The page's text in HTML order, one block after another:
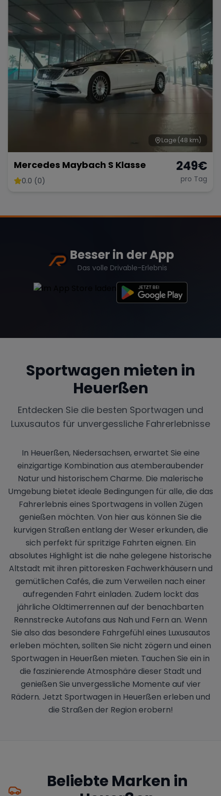
Lage (48 km)
Mercedes Maybach S Klasse
0.0 (0)
249€
pro Tag
Besser in der App
Das volle Drivable-Erlebnis
Sportwagen mieten in
Heuerßen
Entdecken Sie die besten Sportwagen und
Luxusautos für unvergessliche Fahrerlebnisse
In Heuerßen, Niedersachsen, erwartet Sie eine
einzigartige Kombination aus atemberaubender
Natur und historischem Charme. Die malerische
Umgebung bietet ideale Bedingungen für alle, die das
Fahrerlebnis eines Sportwagens in vollen Zügen
genießen möchten. Von hier aus können Sie die
kurvigen Straßen entlang der Weser erkunden, die
sich perfekt für spritzige Fahrten eignen. Ein
absolutes Highlight ist die nahe gelegene historische
Altstadt mit ihren pittoresken Fachwerkhäusern und
gemütlichen Cafés, die zum Verweilen nach einer
aufregenden Fahrt einladen. Zudem lockt das
jährliche Oldtimerrennen auf der benachbarten
Rennstrecke Autofans aus Nah und Fern an. Wenn
Sie also das besondere Fahrgefühl eines Luxusautos
erleben möchten, sollten Sie nicht zögern und einen
Sportwagen in Heuerßen mieten. Tauchen Sie ein in
die faszinierende Atmosphäre dieser Stadt und
genießen Sie unvergessliche Momente auf vier
Rädern. Jetzt Sportwagen in Heuerßen erleben und
die Straßen der Region erobern!
Beliebte Marken in